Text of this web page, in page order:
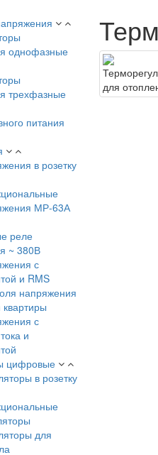
однофазные
трехфазные
питания
в розетку
МР-63А
реле
~ 380В
с
и RMS
напряжения
с
и
цифровые
в розетку
для